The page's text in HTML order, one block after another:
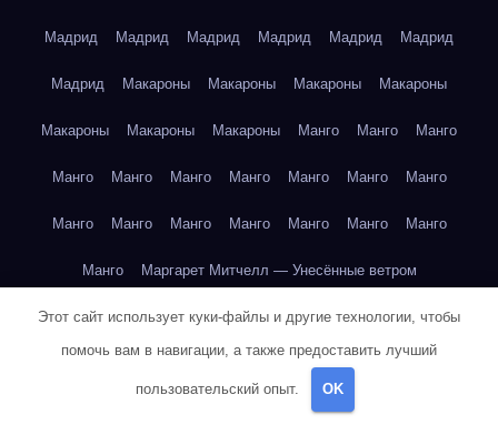
Мадрид Мадрид Мадрид Мадрид Мадрид Мадрид
Мадрид Макароны Макароны Макароны Макароны
Макароны Макароны Макароны Манго Манго Манго
Манго Манго Манго Манго Манго Манго Манго
Манго Манго Манго Манго Манго Манго Манго
Манго Маргарет Митчелл — Унесённые ветром
Марк Твен — Приключения Тома Сойера
Марк Твен — Приключения Тома Сойера
Марк Твен — Приключения Тома Сойера
Этот сайт использует куки-файлы и другие технологии, чтобы
помочь вам в навигации, а также предоставить лучший
пользовательский опыт. OK